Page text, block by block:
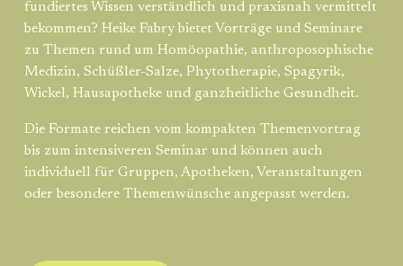
fundiertes Wissen verständlich und praxisnah vermittelt
bekommen? Heike Fabry bietet Vorträge und Seminare
zu Themen rund um Homöopathie, anthroposophische
Medizin, Schüßler-Salze, Phytotherapie, Spagyrik,
Wickel, Hausapotheke und ganzheitliche Gesundheit.
Die Formate reichen vom kompakten Themenvortrag
bis zum intensiveren Seminar und können auch
individuell für Gruppen, Apotheken, Veranstaltungen
oder besondere Themenwünsche angepasst werden.